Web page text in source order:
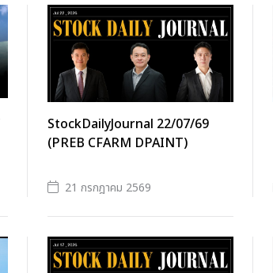
StockDailyJournal 22/07/69
(PREB CFARM DPAINT)
21 กรกฎาคม 2569